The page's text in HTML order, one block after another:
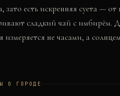
зато есть искренняя суета —
сладкий чай с имбирём.
измеряется не часами, а
О ГОРОДЕ